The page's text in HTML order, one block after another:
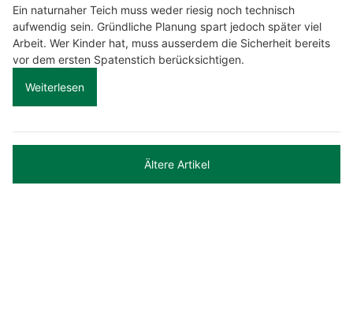
Ein naturnaher Teich muss weder riesig noch technisch
aufwendig sein. Gründliche Planung spart jedoch später viel
Arbeit. Wer Kinder hat, muss ausserdem die Sicherheit bereits
vor dem ersten Spatenstich berücksichtigen.
Weiterlesen
Ältere Artikel